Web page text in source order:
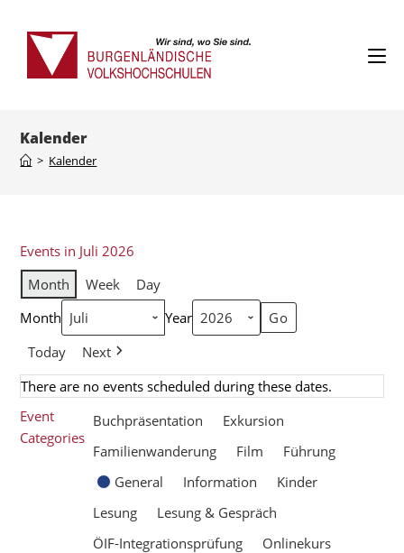
Kalender
> Kalender
Events in Juli 2026
Month
Week
Day
Month
Year
Today
Next
There are no events scheduled during these dates.
Event
Categories
Buchpräsentation
Exkursion
Familienwanderung
Film
Führung
General
Information
Kinder
Lesung
Lesung & Gespräch
ÖIF-Integrationsprüfung
Onlinekurs